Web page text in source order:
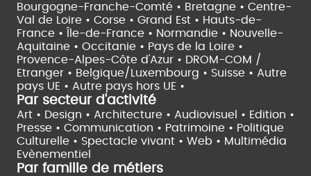
Bourgogne-Franche-Comté • Bretagne • Centre-
Val de Loire • Corse • Grand Est • Hauts-de-
France •
Île-de-France • Normandie • Nouvelle-
Aquitaine • Occitanie • Pays de la Loire •
Provence-Alpes-Côte d'Azur • DROM-COM /
Etranger • Belgique/Luxembourg • Suisse • Autre
pays UE • Autre pays hors UE •
Par secteur d'activité
Art • Design • Architecture • Audiovisuel • Edition •
Presse • Communication • Patrimoine • Politique
Culturelle • Spectacle vivant • Web • Multimédia
Evènementiel
Par famille de métiers